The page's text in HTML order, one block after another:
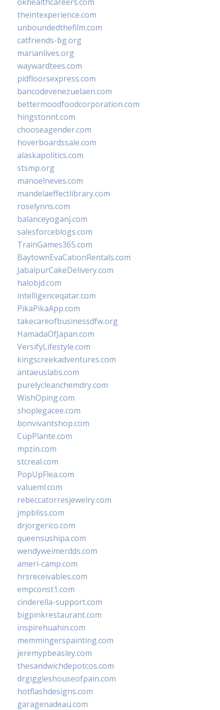
theintexperience.com
unboundedthefilm.com
catfriends-bg.org
marianlives.org
waywardtees.com
pidfloorsexpress.com
bancodevenezuelaen.com
bettermoodfoodcorporation.com
hingstonnt.com
chooseagender.com
hoverboardssale.com
alaskapolitics.com
stsmp.org
manoelneves.com
mandelaeffectlibrary.com
roselynns.com
balanceyoganj.com
salesforceblogs.com
TrainGames365.com
BaytownEvaCationRentals.com
JabalpurCakeDelivery.com
halobjd.com
intelligenceqatar.com
PikaPikaApp.com
takecareofbusinessdfw.org
HamadaOfJapan.com
VersifyLifestyle.com
kingscreekadventures.com
antaeuslabs.com
purelycleanchemdry.com
WishOping.com
shoplegacee.com
bonvivantshop.com
CupPlante.com
mpzin.com
stcreal.com
PopUpFlea.com
valueml.com
rebeccatorresjewelry.com
jmpbliss.com
drjorgerico.com
queensushipa.com
wendyweimerdds.com
ameri-camp.com
hrsreceivables.com
empconst1.com
cinderella-support.com
bigpinkrestaurant.com
inspirehuahin.com
memmingerspainting.com
jeremypbeasley.com
thesandwichdepotcos.com
drgiggleshouseofpain.com
hotflashdesigns.com
garagenadeau.com